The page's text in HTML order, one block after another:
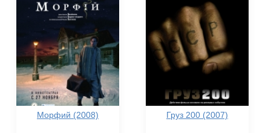
Морфий (2008) Груз 200 (2007)